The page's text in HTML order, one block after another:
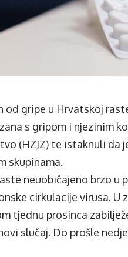
od gripe u Hrvatskoj
s gripom i njezinim
(HZJZ) te istaknuli da
skupinama.
neuobičajeno brzo
cirkulacije virusa. U
tjednu prosinca
slučaj. Do prošle